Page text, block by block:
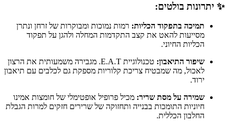
✨ יתרונות בולטים:
תמיכה בתפקוד הכליות: רמות נמוכות ומבוקרות של זרחן ונתרן
מסייעות להאט את קצב התקדמות המחלה ולהגן על תפקוד
הכליות החיוני.
שיפור התיאבון:
טכנולוגיית E.A.T. מגבירה משמעותית את הרצון
לאכול, מה שמבטיח צריכת קלוריות מספקת גם לכלבים עם תיאבון
ירוד.
שמירה על מסת שריר: מכיל פרופיל אופטימלי של חומצות אמינו
חיוניות התומכות בבנייה ותחזוקה של שרירים חזקים למרות הגבלת
החלבון הכללית.